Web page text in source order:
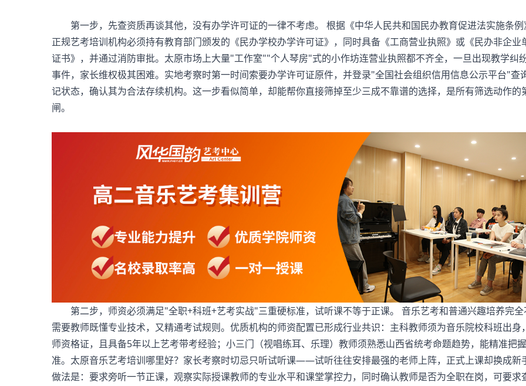
第一步，先查资质再谈其他，没有办学许可证的一律不考虑。 根据《中华人民共和国民办教育促进法实施条例
正规艺考培训机构必须持有教育部门颁发的《民办学校办学许可证》，同时具备《工商营业执照》或《民办非企业
证书》，并通过消防审批。太原市场上大量"工作室""个人琴房"式的小作坊连营业执照都不齐全，一旦出现教学纠
事件，家长维权极其困难。实地考察时第一时间索要办学许可证原件，并登录"全国社会组织信用信息公示平台"查
记状态，确认其为合法存续机构。这一步看似简单，却能帮你直接筛掉至少三成不靠谱的选择，是所有筛选动作的
闸。
第二步，师资必须满足"全职+科班+艺考实战"三重硬标准，试听课不等于正课。 音乐艺考和普通兴趣培养完全
需要教师既懂专业技术，又精通考试规则。优质机构的师资配置已形成行业共识：主科教师须为音乐院校科班出身
师资格证，且具备5年以上艺考带考经验；小三门（视唱练耳、乐理）教师须熟悉山西省统考命题趋势，能精准把
准。 太原音乐艺考培训哪里好？家长考察时切忌只听试听课——试听往往安排最强的老师上阵，正式上课却换成新
做法是：要求旁听一节正课，观察实际授课教师的专业水平和课堂掌控力，同时确认教师是否为全职在岗，可要求